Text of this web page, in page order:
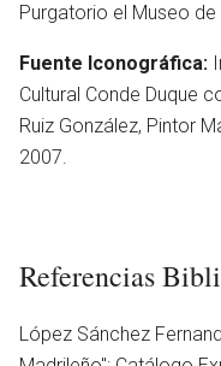
Purgatorio el Museo
Fuente Iconográfica:
Cultural Conde Duque
Ruiz González, Pintor
2007.
Referencias
López Sánchez